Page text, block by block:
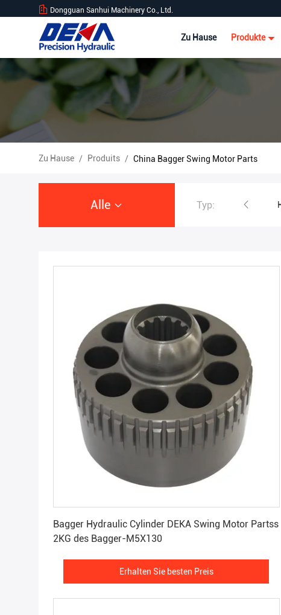
Dongguan Sanhui Machinery Co., Ltd.
Zu Hause Produkte
Zu Hause / Produits / China Bagger Swing Motor Parts
Alle Typ:
Bagger Hydraulic Pump
Bagger Hydraulic Cylinder DEKA Swing Motor Partss
2KG des Bagger-M5X130
Erhalten Sie besten Preis